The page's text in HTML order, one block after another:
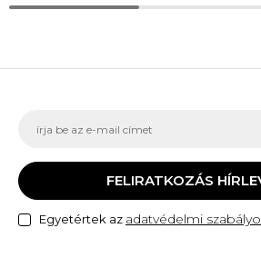
FELIRATKOZÁS
Egyetértek az adatvédelmi